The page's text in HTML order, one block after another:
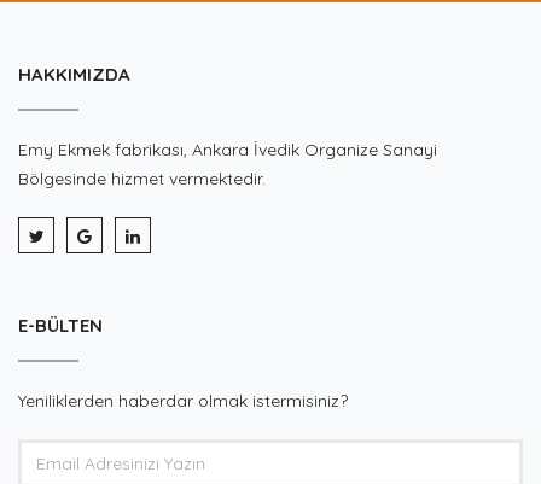
HAKKIMIZDA
Emy Ekmek fabrikası, Ankara İvedik Organize Sanayi
Bölgesinde hizmet vermektedir.
E-BÜLTEN
Yeniliklerden haberdar olmak istermisiniz?